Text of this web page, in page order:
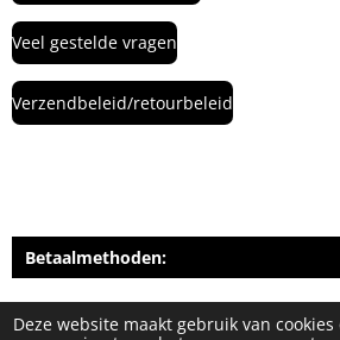
Deze website maakt gebruik van cookies
Veel gestelde vragen
Verzendbeleid/retourbeleid
Betaalmethoden: